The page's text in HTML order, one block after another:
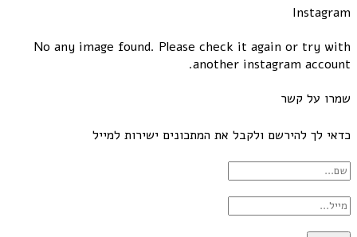
Instagram
No any image found. Please check it again or try with
another instagram account.
שמרו על קשר
כדאי לך להירשם ולקבל את המתכונים ישירות למייל